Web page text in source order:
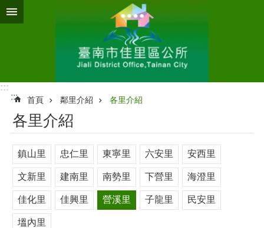
跳到主要內容區塊
:::
:::
首頁 鄰里介紹 各里介紹
各里介紹
鎮山里 忠仁里 東寧里 六安里 安西里
文新里 建南里 南勢里 下營里 海澄里
佳化里 佳興里 營溪里 子龍里 民安里
塭內里